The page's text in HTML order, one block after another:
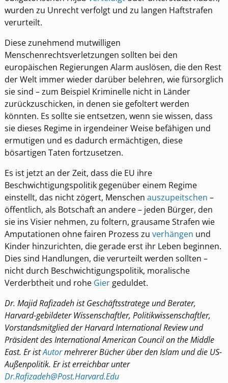
wurden zu Unrecht verfolgt und zu langen Haftstrafen
verurteilt.
Diese zunehmend mutwilligen
Menschenrechtsverletzungen sollten bei den
europäischen Regierungen Alarm auslösen, die den Rest
der Welt immer wieder darüber belehren, wie fürsorglich
sie sind – zum Beispiel Kriminelle nicht in Länder
zurückzuschicken, in denen sie gefoltert werden
könnten. Es sollte sie entsetzen, wenn sie wissen, dass
sie dieses Regime in irgendeiner Weise befähigen und
ermutigen und es dadurch ermächtigen, diese
bösartigen Taten fortzusetzen.
Es ist jetzt an der Zeit, dass die EU ihre
Beschwichtigungspolitik gegenüber einem Regime
einstellt, das nicht zögert, Menschen auszupeitschen –
öffentlich, als Botschaft an andere – jeden Bürger, den
sie ins Visier nehmen, zu foltern, grausame Strafen wie
Amputationen ohne fairen Prozess zu verhängen und
Kinder hinzurichten, die gerade erst ihr Leben beginnen.
Dies sind Handlungen, die verurteilt werden sollten –
nicht durch Beschwichtigungspolitik, moralische
Verderbtheit und rohe Giergeduldet.
Dr. Majid Rafizadeh ist Geschäftsstratege und Berater,
Harvard-gebildeter Wissenschaftler, Politikwissenschaftler,
Vorstandsmitglied der Harvard International Review und
Präsident des International American Council on the Middle
East. Er istAutormehrerer Bücher über den Islam und die US-
Außenpolitik. Er ist erreichbar unter
Dr.Rafizadeh@Post.Harvard.Edu